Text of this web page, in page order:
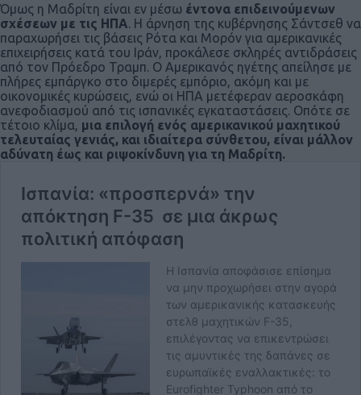
Όμως η Μαδρίτη είναι εν μέσω έντονα επιδεινούμενων
σχέσεων με τις ΗΠΑ. Η άρνηση της κυβέρνησης Σάντσεθ να
παραχωρήσει τις βάσεις Ρότα και Μορόν για αμερικανικές
επιχειρήσεις κατά του Ιράν, προκάλεσε σκληρές αντιδράσεις
από τον Πρόεδρο Τραμπ. Ο Αμερικανός ηγέτης απείλησε με
πλήρες εμπάργκο στο διμερές εμπόριο, ακόμη και με
οικονομικές κυρώσεις, ενώ οι ΗΠΑ μετέφεραν αεροσκάφη
ανεφοδιασμού από τις ισπανικές εγκαταστάσεις. Οπότε σε
τέτοιο κλίμα, μια επιλογή ενός αμερικανικού μαχητικού
τελευταίας γενιάς, και ιδιαίτερα σύνθετου, είναι μάλλον
αδύνατη έως και ριψοκίνδυνη για τη Μαδρίτη.